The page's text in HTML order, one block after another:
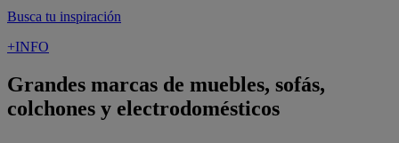
Busca tu inspiración
+INFO
Grandes marcas de muebles, sofás,
colchones y electrodomésticos